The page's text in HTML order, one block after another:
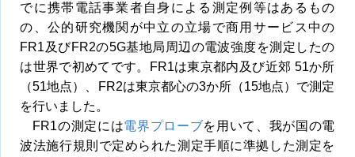
でに携帯電話事業者自身による測定例等はあるもの
の、公的研究機関が中立の立場で商用サービス中の
FR1及びFR2の5G基地局周辺の電波強度を測定したの
は世界で初めてです。FR1は東京都内及び近郊 51か所
（51地点）、FR2は東京都心の3か所（15地点）で測定
を行いました。
FR1の測定には電界プローブを用いて、我が国の電
波法施行規則で定められた測定手順に準拠した測定を